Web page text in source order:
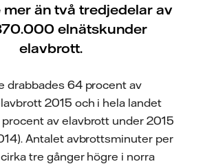
än två tredjedelar av
elnätskunder
elavbrott.
drabbades 64 procent av
2015 och i hela landet
av elavbrott under 2015
Antalet avbrottsminuter per
tre gånger högre i norra